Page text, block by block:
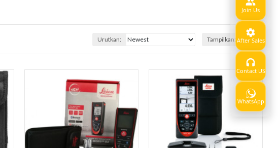
Urutkan: Tampilkan:
Join Us
After Sales
Contact US
WhatsApp